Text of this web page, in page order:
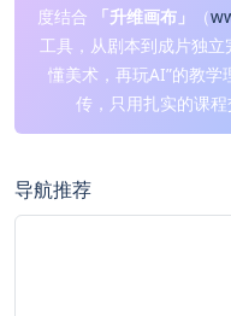
度结合
「升维画布」 （
工具，从剧本到成片独
懂美术，再玩AI”的教
传，只用扎实的课程
导航推荐